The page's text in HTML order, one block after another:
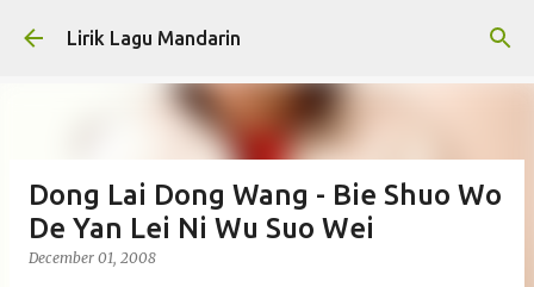
Skip to main content
Lirik Lagu Mandarin
Dong Lai Dong Wang - Bie Shuo Wo
De Yan Lei Ni Wu Suo Wei
December 01, 2008